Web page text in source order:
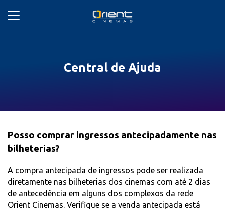
Central de Ajuda
Posso comprar ingressos antecipadamente nas
bilheterias?
A compra antecipada de ingressos pode ser realizada
diretamente nas bilheterias dos cinemas com até 2 dias
de antecedência em alguns dos complexos da rede
Orient Cinemas. Verifique se a venda antecipada está